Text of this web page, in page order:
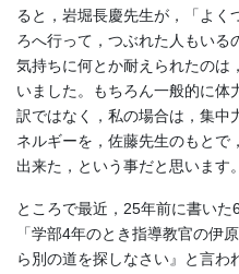
ると，岩堀長慶先生が，「よく
ろへ行って，つぶれた人もいる
気持ちに何とか耐えられたのは
いました。もちろん一般的に体
訳ではなく，私の場合は，集中
ネルギーを，佐藤先生のもとで
出来た，という事だと思います。
ところで最近，25年前に書いた
「学部4年のとき指導教官の伊
ら別の道を探しなさい』と言わ